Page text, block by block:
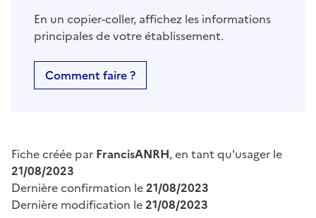
En un copier-coller, affichez les informations
principales de votre établissement.
Comment faire ?
Fiche créée par FrancisANRH, en tant qu'usager le
21/08/2023
Dernière confirmation le21/08/2023
Dernière modification le21/08/2023